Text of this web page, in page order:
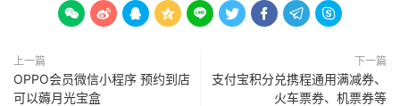
        
上一篇
OPPO会员微信小程序 预约到店
可以薅月光宝盒
下一篇
支付宝积分兑携程通用满减券、
火车票券、机票券等